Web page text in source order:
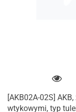
[AKB02A-02S]
wtykowymi, typ